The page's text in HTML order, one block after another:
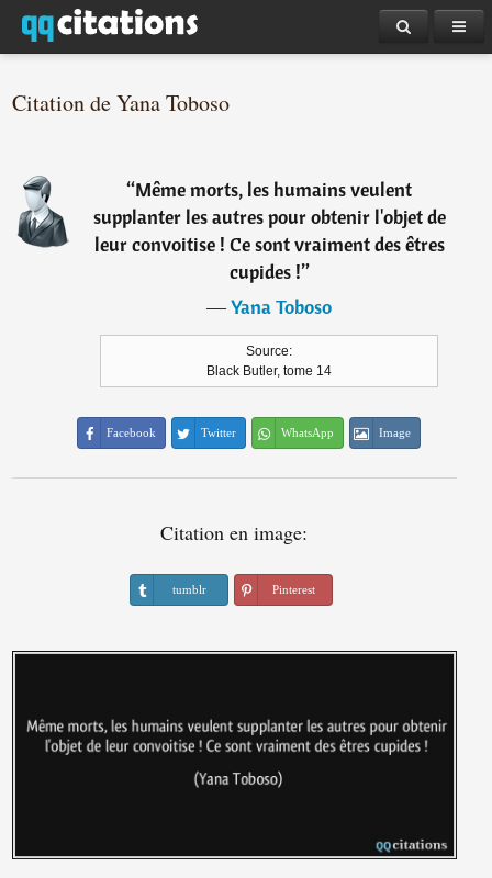
Citation de Yana Toboso
“Même morts, les humains veulent
supplanter les autres pour obtenir l'objet de
leur convoitise ! Ce sont vraiment des êtres
cupides !”
―Yana Toboso
Source:
Black Butler, tome 14
Facebook Twitter WhatsApp Image
Citation en image:
tumblr Pinterest